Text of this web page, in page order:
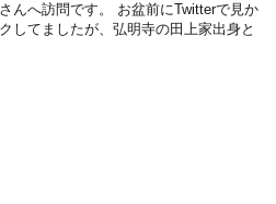
さんへ訪問です。 お盆前にTwitterで見か
してましたが、弘明寺の田上家出身と